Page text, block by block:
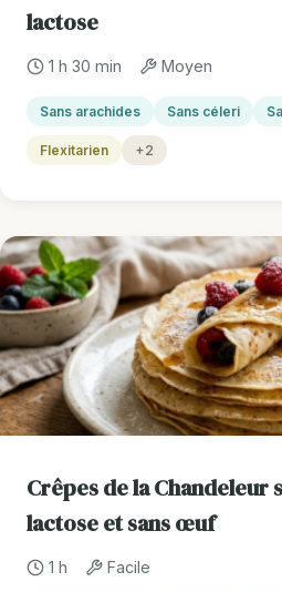
lactose
1 h 30 min Moyen
Sans arachides Sans céleri
Flexitarien +2
Crêpes de la Chandeleur
lactose et sans œuf
1 h Facile